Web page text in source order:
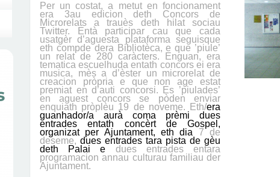
Per un costat, a metut en foncionament
era 3au edicion deth Concors de
Microrelats a trauès deth hilat sociau
Twitter. Entà participar cau que cada
usatgèr d’aguesta plataforma seguisque
eth compde dera Bibliotèca, e que ’piule’
un relat de 280 caràcters. Enguan, era
tematica escuelhuda entath concors ei era
musica, mès a d’èster un microrelat de
creacion pròpria e que non age estat
premiat en d’auti concorsi. Es ’piulades’
en aguest concors se pòden enviar
enquiath pròplèu 19 de noveme.
Eth/era
guanhador/a aurà coma prèmi dues
entrades entath concèrt de Gospel,
organizat per Ajuntament, eth dia 7 de
deseme, dues entrades tara pista de gèu
deth Palai e dues entrades entara
programacion annau culturau familiau der
Ajuntament.